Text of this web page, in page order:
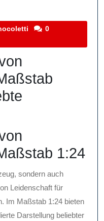
stefanocoletti
0
1:24
sondern auch
Leidenschaft für
Im Maßstab 1:24 bieten
Darstellung beliebter